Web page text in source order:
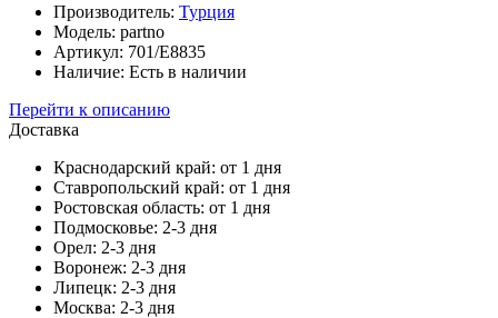
Производитель: Турция
Модель: partno
Артикул: 701/Е8835
Наличие: Есть в наличии
Перейти к описанию
Доставка
Краснодарский край: от 1 дня
Ставропольский край: от 1 дня
Ростовская область: от 1 дня
Подмосковье: 2-3 дня
Орел: 2-3 дня
Воронеж: 2-3 дня
Липецк: 2-3 дня
Москва: 2-3 дня